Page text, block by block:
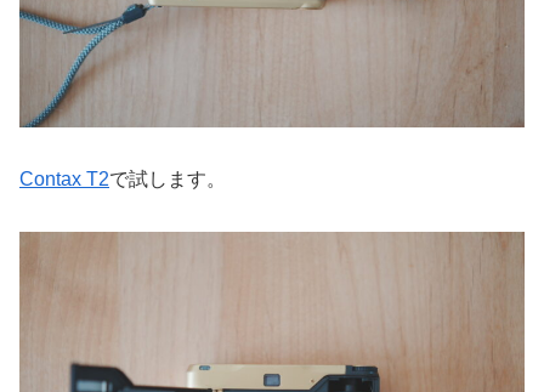
Contax T2で試します。